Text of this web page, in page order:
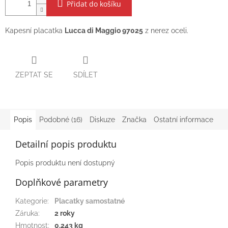
Přidat do košíku
Kapesní placatka Lucca di Maggio 97025 z nerez oceli.
ZEPTAT SE SDÍLET
Popis Podobné (16) Diskuze Značka Ostatní informace
Detailní popis produktu
Popis produktu není dostupný
Doplňkové parametry
Kategorie:
Placatky samostatné
Záruka:
2 roky
Hmotnost: 0.243 kg